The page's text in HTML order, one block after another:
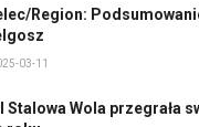
Region:
03-11
Stalowa Wola przegrała